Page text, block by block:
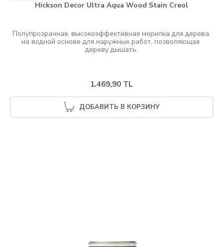
Hickson Decor Ultra Aqua Wood Stain Creol
Полупрозрачная, высокоэффективная морилка для дерева
на водной основе для наружных работ, позволяющая
1.469,90 TL
ДОБАВИТЬ В КОРЗИНУ